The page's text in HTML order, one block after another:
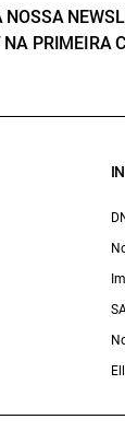
NOSSA
NA PRIMEIRA